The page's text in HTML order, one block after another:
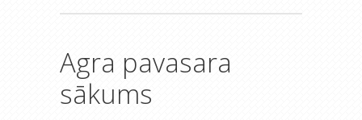
Agra pavasara
sākums